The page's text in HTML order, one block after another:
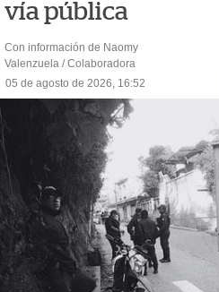
vía pública
Con información de Naomy
Valenzuela / Colaboradora
05 de agosto de 2026, 16:52